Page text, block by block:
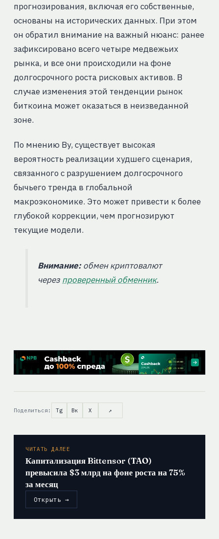
прогнозирования, включая его собственные,
основаны на исторических данных. При этом
он обратил внимание на важный нюанс: ранее
зафиксировано всего четыре медвежьих
рынка, и все они происходили на фоне
долгосрочного роста рисковых активов. В
случае изменения этой тенденции рынок
биткоина может оказаться в неизведанной
зоне.
По мнению Ву, существует высокая
вероятность реализации худшего сценария,
связанного с разрушением долгосрочного
бычьего тренда в глобальной
макроэкономике. Это может привести к более
глубокой коррекции, чем прогнозируют
текущие модели.
Внимание:обмен криптовалют
через проверенный обменник.
Поделиться: Tg Вк X ↗
ЧИТАТЬ ДАЛЕЕ
Капитализация Bittensor (TAO)
превысила $3 млрд на фоне роста на 75%
за месяц
Открыть →